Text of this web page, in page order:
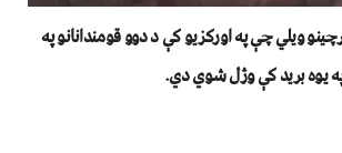
ویلي چې په اورکزیو کې د دوو قومندانانو په
یوه برید کې وژل شوي دي.